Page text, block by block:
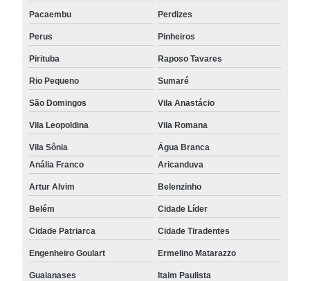
Pacaembu Perdizes
Perus Pinheiros
Pirituba Raposo Tavares
Rio Pequeno Sumaré
São Domingos Vila Anastácio
Vila Leopoldina Vila Romana
Vila Sônia
Água Branca
Anália Franco
Aricanduva
Artur Alvim Belenzinho
Belém Cidade Líder
Cidade Patriarca Cidade Tiradentes
Engenheiro Goulart Ermelino Matarazzo
Guaianases Itaim Paulista